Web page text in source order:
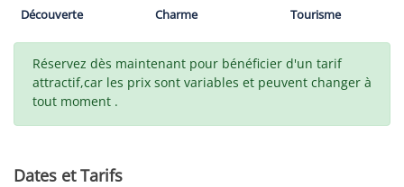
Découverte
Charme Tourisme
Réservez dès maintenant pour bénéficier d'un tarif
attractif,car les prix sont variables et peuvent changer à
tout moment .
Dates et Tarifs